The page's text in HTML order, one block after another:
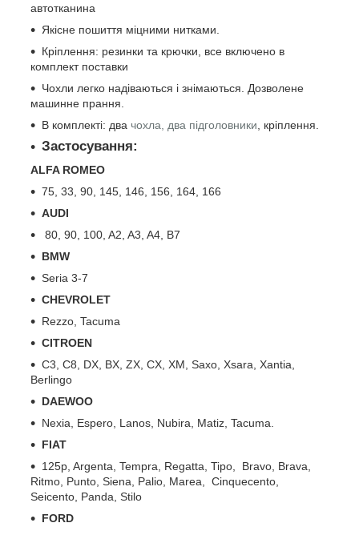
автотканина
Якісне пошиття міцними нитками.
Кріплення: резинки та крючки, все включено в
комплект поставки
Чохли легко надіваються і знімаються. Дозволене
машинне прання.
В комплекті: два чохла, два підголовники , кріплення.
Застосування:
ALFA ROMEO
75, 33, 90, 145, 146, 156, 164, 166
AUDI
80, 90, 100, A2, A3, A4, B7
BMW
Seria 3-7
CHEVROLET
Rezzo, Tacuma
CITROEN
C3, C8, DX, BX, ZX, CX, XM, Saxo, Xsara, Xantia,
Berlingo
DAEWOO
Nexia, Espero, Lanos, Nubira, Matiz, Tacuma.
FIAT
125p, Argenta, Tempra, Regatta, Tipo, Bravo, Brava,
Ritmo, Punto, Siena, Palio, Marea, Cinquecento,
Seicento, Panda, Stilo
FORD